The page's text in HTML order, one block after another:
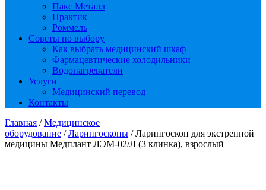
Пакс Металл
Практик
Роммель
Советы по выбору
Как выбрать медицинский шкаф
Фармацевтические холодильники
Водонагреватели
Услуги
Медицинский перевод
Контакты
Главная /Медицинское
оборудование /Ларингоскопы / Ларингоскоп для экстренной
медицины Медплант ЛЭМ-02/Л (3 клинка), взрослый